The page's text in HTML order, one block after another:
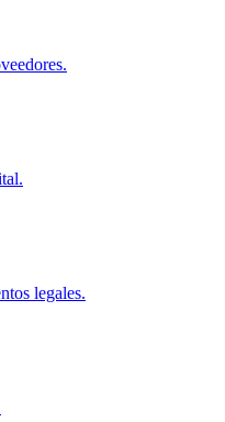
legales.